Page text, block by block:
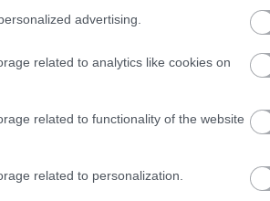
advertising.
related to analytics like cookies on
related to functionality of the website
related to personalization.
izzadás
hangvilla
kismama
Lagosa